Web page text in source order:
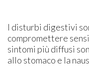
I disturbi digestivi
compromettere
sintomi più diffusi
allo stomaco e la